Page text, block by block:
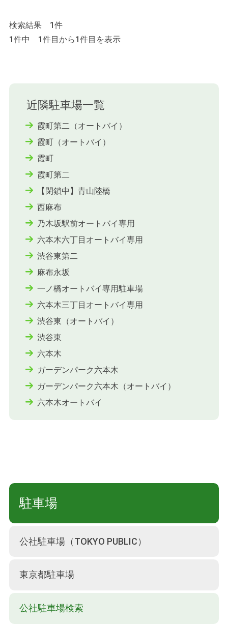
検索結果 1件
1件中 1件目から1件目を表示
近隣駐車場一覧
霞町第二（オートバイ）
霞町（オートバイ）
霞町
霞町第二
【閉鎖中】青山陸橋
西麻布
乃木坂駅前オートバイ専用
六本木六丁目オートバイ専用
渋谷東第二
麻布永坂
一ノ橋オートバイ専用駐車場
六本木三丁目オートバイ専用
渋谷東（オートバイ）
渋谷東
六本木
ガーデンパーク六本木
ガーデンパーク六本木（オートバイ）
六本木オートバイ
駐車場
公社駐車場（TOKYO PUBLIC）
東京都駐車場
公社駐車場検索